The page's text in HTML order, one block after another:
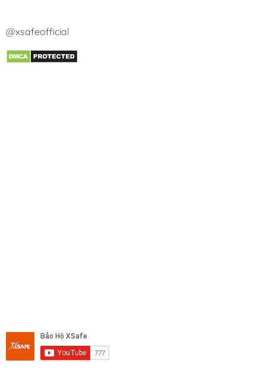
@xsafeofficial